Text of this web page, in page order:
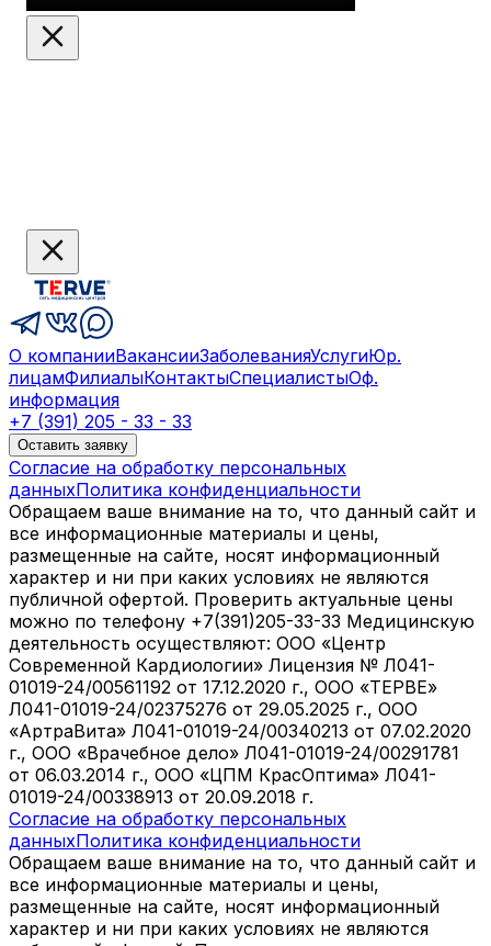
О компанииВакансииЗаболеванияУслугиЮр.
лицамФилиалыКонтактыСпециалистыОф.
информация
+7 (391) 205 - 33 - 33
Оставить заявку
Согласие на обработку персональных
данныхПолитика конфиденциальности
Обращаем ваше внимание на то, что данный сайт и
все информационные материалы и цены,
размещенные на сайте, носят информационный
характер и ни при каких условиях не являются
публичной офертой. Проверить актуальные цены
можно по телефону +7(391)205-33-33 Медицинскую
деятельность осуществляют: ООО «Центр
Современной Кардиологии» Лицензия № Л041-
01019-24/00561192 от 17.12.2020 г., ООО «ТЕРВЕ»
Л041-01019-24/02375276 от 29.05.2025 г., ООО
«АртраВита» Л041-01019-24/00340213 от 07.02.2020
г., ООО «Врачебное дело» Л041-01019-24/00291781
от 06.03.2014 г., ООО «ЦПМ КрасОптима» Л041-
01019-24/00338913 от 20.09.2018 г.
Согласие на обработку персональных
данныхПолитика конфиденциальности
Обращаем ваше внимание на то, что данный сайт и
все информационные материалы и цены,
размещенные на сайте, носят информационный
характер и ни при каких условиях не являются